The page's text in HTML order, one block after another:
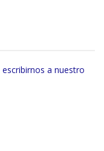
a nuestro